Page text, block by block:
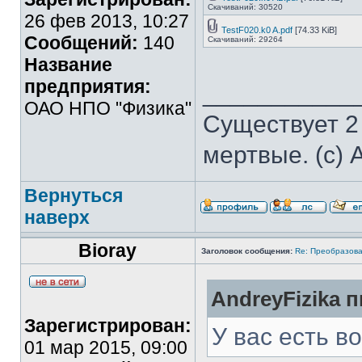
26 фев 2013, 10:27
Сообщений: 140
Название
предприятия:
ОАО НПО "Физика"
Скачиваний: 30520
TestF020.k0 A.pdf [74.33 KiB]
Скачиваний: 29264
Существует
мертвые. (с)
Вернуться
наверх
Bioray
Заголовок сообщения: Re:
Зарегистрирован:
01 мар 2015, 09:00
AndreyFizika
У вас есть